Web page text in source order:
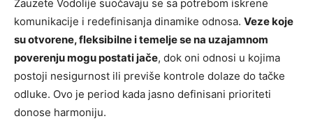
Zauzete Vodolije suočavaju se sa potrebom iskrene
komunikacije i redefinisanja dinamike odnosa. Veze koje
su otvorene, fleksibilne i temelje se na uzajamnom
poverenju mogu postati jače, dok oni odnosi u kojima
postoji nesigurnost ili previše kontrole dolaze do tačke
odluke. Ovo je period kada jasno definisani prioriteti
donose harmoniju.